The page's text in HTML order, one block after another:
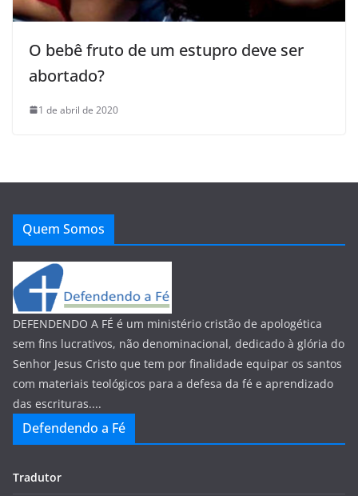
O bebê fruto de um estupro deve ser
abortado?
1 de abril de 2020
Quem Somos
DEFENDENDO A FÉ é um ministério cristão de apologética
sem fins lucrativos, não denominacional, dedicado à glória do
Senhor Jesus Cristo que tem por finalidade equipar os santos
com materiais teológicos para a defesa da fé e aprendizado
das escrituras....
Defendendo a Fé
Tradutor